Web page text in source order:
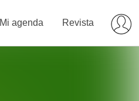
Mi agenda Revista